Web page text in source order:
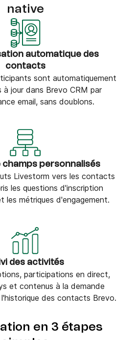
native
automatique des
contacts
sont automatiquement
à jour dans Brevo CRM par
email, sans doublons.
champs personnalisés
Livestorm vers les contacts
les questions d'inscription
les métriques d'engagement.
des activités
participations en direct,
et contenus à la demande
des contacts Brevo.
en 3 étapes